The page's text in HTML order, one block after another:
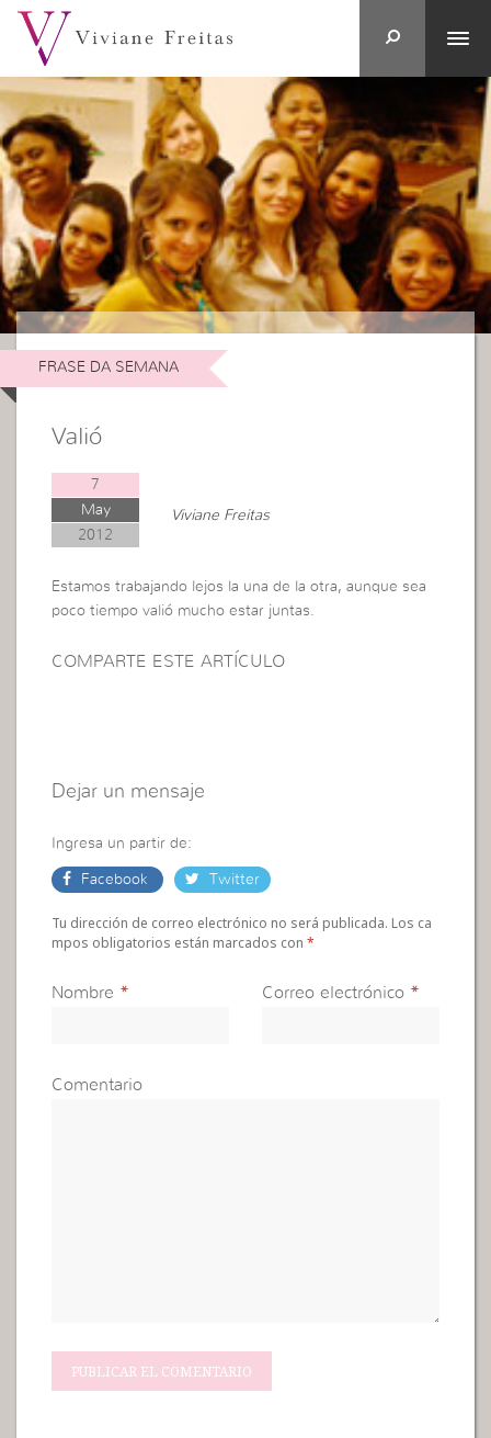
FRASE DA SEMANA
Valió
7
May
2012
Viviane Freitas
Estamos trabajando lejos la una de la otra, aunque sea
poco tiempo valió mucho estar juntas.
COMPARTE ESTE ARTÍCULO
Dejar un mensaje
Ingresa un partir de:
Facebook Twitter
Tu dirección de correo electrónico no será publicada. Los ca
mpos obligatorios están marcados con*
Nombre * Correo electrónico *
Comentario